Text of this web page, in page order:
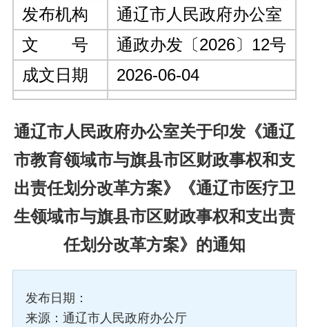
发布机构
通辽市人民政府办公室
文 号
通政办发〔2026〕12号
成文日期
2026-06-04
通辽市人民政府办公室关于印发《通辽
市教育领域市与旗县市区财政事权和支
出责任划分改革方案》《通辽市医疗卫
生领域市与旗县市区财政事权和支出责
任划分改革方案》的通知
发布日期：
来源：通辽市人民政府办公厅